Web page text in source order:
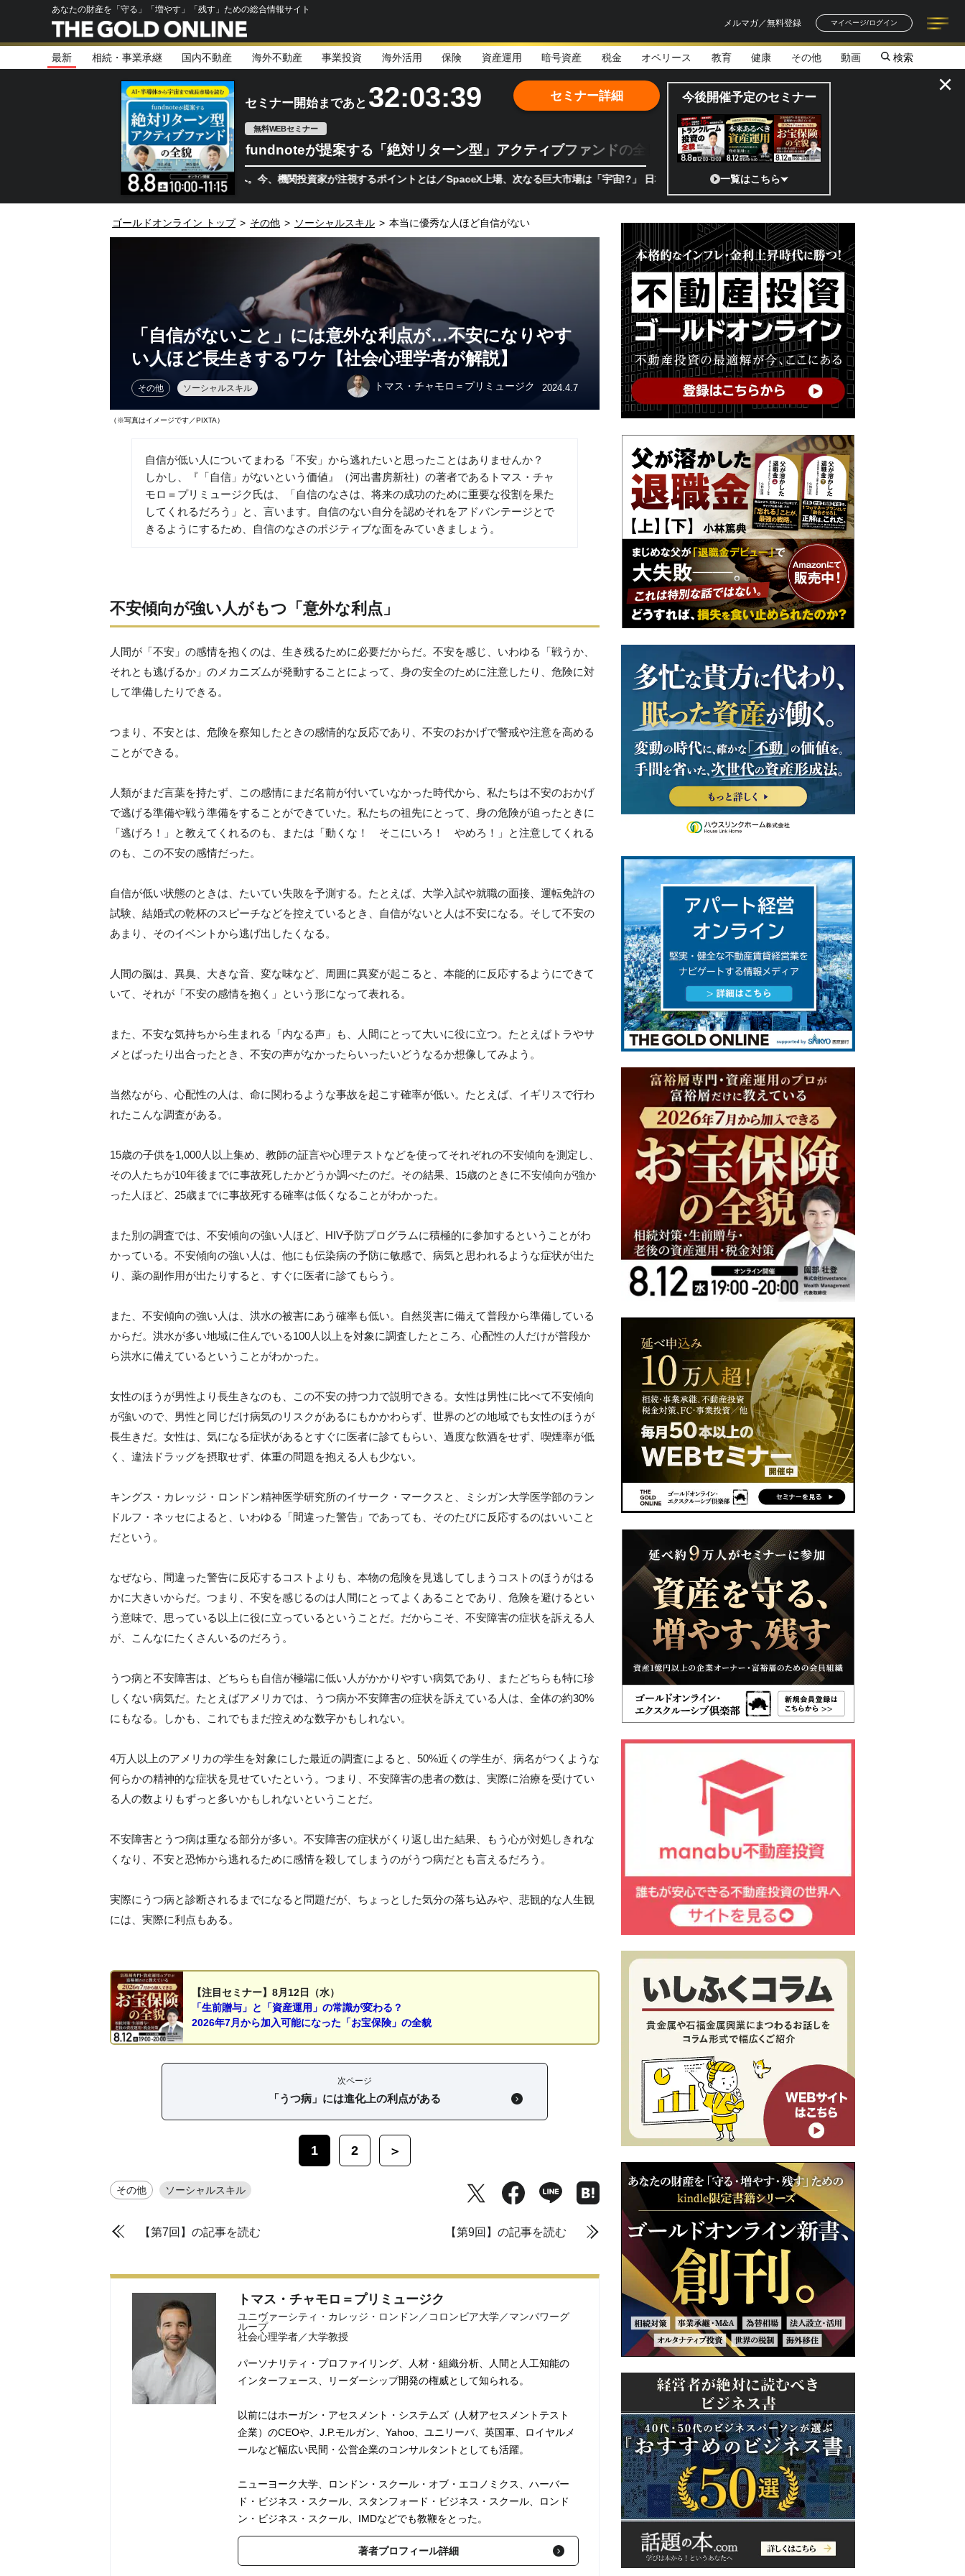
あなたの財産を「守る」「増やす」「残す」ための総合情報サイト
メルマガ／無料登録
マイページ/ログイン
記事一覧
著者一覧
最新 相続・事業承継 国内不動産 海外不動産 事業投資 海外活用 保険 資産運用 暗号資産 税金 オペリース 教育 健康 その他 動画 検索
セミナー開始まであと 32:03:37
無料WEBセミナー
fundnoteが提案する「絶対リターン型」アクティブファンドの全貌
半導体相場は次のステージへ。今、機関投資家が注視するポイントとは／SpaceX上場、次なる巨大市場は「宇宙!?」 日本の宇宙ベンチャーのココがスゴイ！／補助金から実需へ、知られざる宇宙産
セミナー詳細 今後開催予定のセミナー
一覧はこちら
×
ゴールドオンライン トップ > その他 > ソーシャルスキル > 本当に優秀な人ほど自信がない
「自信がないこと」には意外な利点が…不安になりやす
い人ほど長生きするワケ【社会心理学者が解説】
その他 ソーシャルスキル トマス・チャモロ＝プリミュージク 2024.4.7
（※写真はイメージです／PIXTA）
自信が低い人についてまわる「不安」から逃れたいと思ったことはありませんか？
しかし、『「自信」がないという価値』（河出書房新社）の著者であるトマス・チャ
モロ＝プリミュージク氏は、「自信のなさは、将来の成功のために重要な役割を果た
してくれるだろう」と、言います。自信のない自分を認めそれをアドバンテージとで
きるようにするため、自信のなさのポジティブな面をみていきましょう。
不安傾向が強い人がもつ「意外な利点」
人間が「不安」の感情を抱くのは、生き残るために必要だからだ。不安を感じ、いわゆる「戦うか、
それとも逃げるか」のメカニズムが発動することによって、身の安全のために注意したり、危険に対
して準備したりできる。
つまり、不安とは、危険を察知したときの感情的な反応であり、不安のおかげで警戒や注意を高める
ことができる。
人類がまだ言葉を持たず、この感情にまだ名前が付いていなかった時代から、私たちは不安のおかげ
で逃げる準備や戦う準備をすることができていた。私たちの祖先にとって、身の危険が迫ったときに
「逃げろ！」と教えてくれるのも、または「動くな！ そこにいろ！ やめろ！」と注意してくれる
のも、この不安の感情だった。
自信が低い状態のときは、たいてい失敗を予測する。たとえば、大学入試や就職の面接、運転免許の
試験、結婚式の乾杯のスピーチなどを控えているとき、自信がないと人は不安になる。そして不安の
あまり、そのイベントから逃げ出したくなる。
人間の脳は、異臭、大きな音、変な味など、周囲に異変が起こると、本能的に反応するようにできて
いて、それが「不安の感情を抱く」という形になって表れる。
また、不安な気持ちから生まれる「内なる声」も、人間にとって大いに役に立つ。たとえばトラやサ
メとばったり出合ったとき、不安の声がなかったらいったいどうなるか想像してみよう。
当然ながら、心配性の人は、命に関わるような事故を起こす確率が低い。たとえば、イギリスで行わ
れたこんな調査がある。
15歳の子供を1,000人以上集め、教師の証言や心理テストなどを使ってそれぞれの不安傾向を測定し、
その人たちが10年後までに事故死したかどうか調べたのだ。その結果、15歳のときに不安傾向が強か
った人ほど、25歳までに事故死する確率は低くなることがわかった。
また別の調査では、不安傾向の強い人ほど、HIV予防プログラムに積極的に参加するということがわ
かっている。不安傾向の強い人は、他にも伝染病の予防に敏感で、病気と思われるような症状が出た
り、薬の副作用が出たりすると、すぐに医者に診てもらう。
また、不安傾向の強い人は、洪水の被害にあう確率も低い。自然災害に備えて普段から準備している
からだ。洪水が多い地域に住んでいる100人以上を対象に調査したところ、心配性の人だけが普段か
ら洪水に備えているということがわかった。
女性のほうが男性より長生きなのも、この不安の持つ力で説明できる。女性は男性に比べて不安傾向
が強いので、男性と同じだけ病気のリスクがあるにもかかわらず、世界のどの地域でも女性のほうが
長生きだ。女性は、気になる症状があるとすぐに医者に診てもらい、過度な飲酒をせず、喫煙率が低
く、違法ドラッグを摂取せず、体重の問題を抱える人も少ない。
キングス・カレッジ・ロンドン精神医学研究所のイサーク・マークスと、ミシガン大学医学部のラン
ドルフ・ネッセによると、いわゆる「間違った警告」であっても、そのたびに反応するのはいいこと
だという。
なぜなら、間違った警告に反応するコストよりも、本物の危険を見逃してしまうコストのほうがはる
かに大きいからだ。つまり、不安を感じるのは人間にとってよくあることであり、危険を避けるとい
う意味で、思っている以上に役に立っているということだ。だからこそ、不安障害の症状を訴える人
が、こんなにたくさんいるのだろう。
うつ病と不安障害は、どちらも自信が極端に低い人がかかりやすい病気であり、またどちらも特に珍
しくない病気だ。たとえばアメリカでは、うつ病か不安障害の症状を訴えている人は、全体の約30%
にもなる。しかも、これでもまだ控えめな数字かもしれない。
4万人以上のアメリカの学生を対象にした最近の調査によると、50%近くの学生が、病名がつくような
何らかの精神的な症状を見せていたという。つまり、不安障害の患者の数は、実際に治療を受けてい
る人の数よりもずっと多いかもしれないということだ。
不安障害とうつ病は重なる部分が多い。不安障害の症状がくり返し出た結果、もう心が対処しきれな
くなり、不安と恐怖から逃れるために感情を殺してしまうのがうつ病だとも言えるだろう。
実際にうつ病と診断されるまでになると問題だが、ちょっとした気分の落ち込みや、悲観的な人生観
には、実際に利点もある。
【注目セミナー】8月12日（水）
「生前贈与」と「資産運用」の常識が変わる？
2026年7月から加入可能になった「お宝保険」の全貌
次ページ
「うつ病」には進化上の利点がある
1 2 ＞
その他 ソーシャルスキル
【第7回】の記事を読む 【第9回】の記事を読む
トマス・チャモロ＝プリミュージク
ユニヴァーシティ・カレッジ・ロンドン／コロンビア大学／マンパワーグ
ループ
社会心理学者／大学教授
パーソナリティ・プロファイリング、人材・組織分析、人間と人工知能の
インターフェース、リーダーシップ開発の権威として知られる。
以前にはホーガン・アセスメント・システムズ（人材アセスメントテスト
企業）のCEOや、J.P.モルガン、Yahoo、ユニリーバ、英国軍、ロイヤルメ
ールなど幅広い民間・公営企業のコンサルタントとしても活躍。
ニューヨーク大学、ロンドン・スクール・オブ・エコノミクス、ハーバー
ド・ビジネス・スクール、スタンフォード・ビジネス・スクール、ロンド
ン・ビジネス・スクール、IMDなどでも教鞭をとった。
著者プロフィール詳細